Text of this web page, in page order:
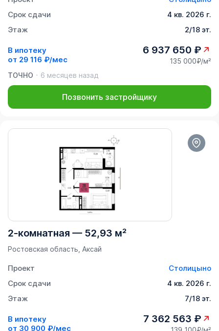
Срок сдачи
4 кв. 2026 г.
Этаж
2/18 эт.
В ипотеку
от 29 116 ₽/мес
6 937 650 ₽
135 000₽/м²
ТОЧНО
6 месяцев назад
Позвонить застройщику
2-комнатная — 52,93 м²
Ростовская область, Аксай
Проект
Столицыно
Срок сдачи
4 кв. 2026 г.
Этаж
7/18 эт.
В ипотеку
от 30 900 ₽/мес
7 362 563 ₽